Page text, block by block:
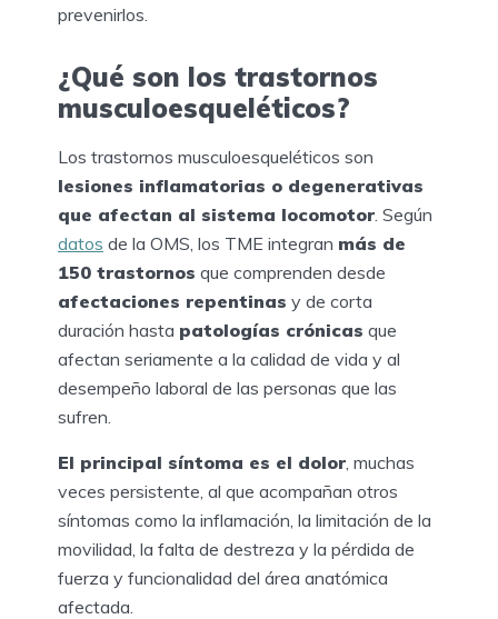
prevenirlos.
¿Qué son los trastornos
musculoesqueléticos?
Los trastornos musculoesqueléticos son
lesiones inflamatorias o degenerativas
que afectan al sistema locomotor . Según
datos de la OMS, los TME integran más de
150 trastornos que comprenden desde
afectaciones repentinas y de corta
duración hasta patologías crónicas que
afectan seriamente a la calidad de vida y al
desempeño laboral de las personas que las
sufren.
El principal síntoma es el dolor , muchas
veces persistente, al que acompañan otros
síntomas como la inflamación, la limitación de la
movilidad, la falta de destreza y la pérdida de
fuerza y funcionalidad del área anatómica
afectada.